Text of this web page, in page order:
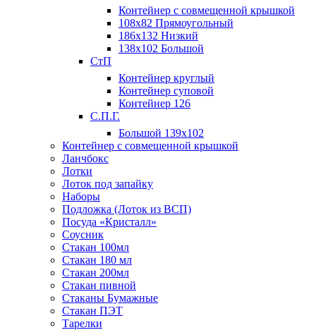
Контейнер с совмещенной крышкой
108х82 Прямоугольный
186х132 Низкий
138х102 Большой
СтП
Контейнер круглый
Контейнер суповой
Контейнер 126
С.П.Г.
Большой 139х102
Контейнер с совмещенной крышкой
Ланчбокс
Лотки
Лоток под запайку
Наборы
Подложка (Лоток из ВСП)
Посуда «Кристалл»
Соусник
Стакан 100мл
Стакан 180 мл
Стакан 200мл
Стакан пивной
Стаканы Бумажные
Стакан ПЭТ
Тарелки